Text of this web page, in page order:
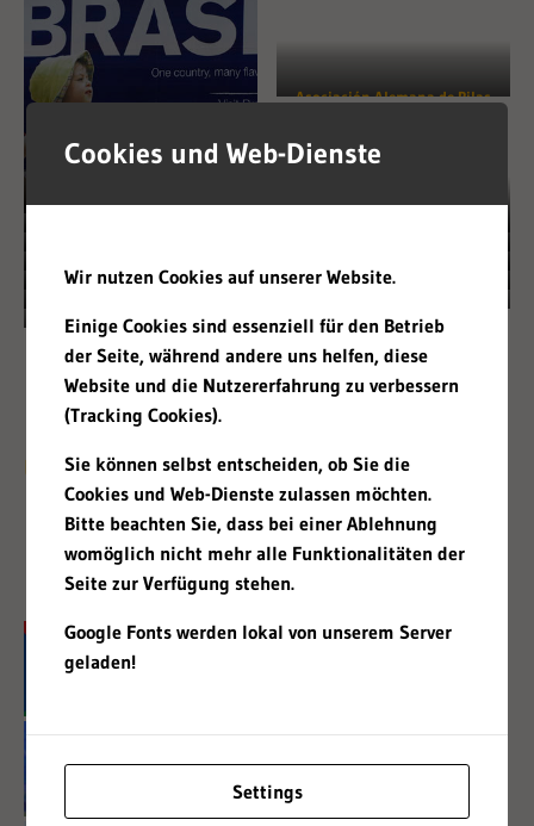
Agencia Brasileña de
Promoción de Exportaciones e
Asociación Alemana de Pilas
Información del Gobierno
gGmbH
Encargada del Gobierno
Integración y Refugiados
Fundación Berliner Schloss –
Herrlich
Alteza el jeque Zayed Bin
Sultán Al Nahyan
WWF Alemania
Un breve paseo por nuestra historia
2003
Cookies und Web-Dienste
Wir nutzen Cookies auf unserer Website.
Einige Cookies sind essenziell für den Betrieb
der Seite, während andere uns helfen, diese
Website und die Nutzererfahrung zu verbessern
(Tracking Cookies).
Sie können selbst entscheiden, ob Sie die
Cookies und Web-Dienste zulassen möchten.
Bitte beachten Sie, dass bei einer Ablehnung
womöglich nicht mehr alle Funktionalitäten der
Seite zur Verfügung stehen.
Google Fonts werden lokal von unserem Server
geladen!
Settings